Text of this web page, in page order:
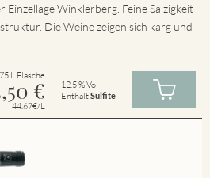
Einzellage Winklerberg. Feine Salzigkeit
Die Weine zeigen sich karg und
L Flasche
€
44.67€/L
12.5 % Vol
EnthältSulfite